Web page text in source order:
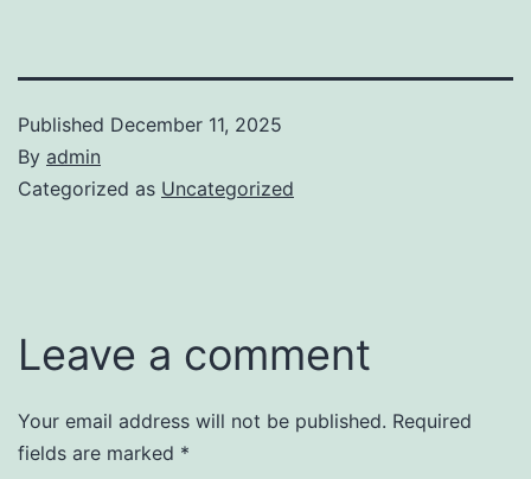
Published December 11, 2025
By admin
Categorized as Uncategorized
Leave a comment
Your email address will not be published. Required
fields are marked *